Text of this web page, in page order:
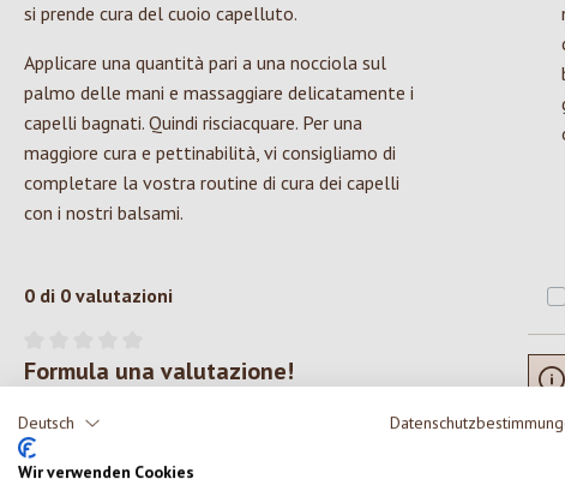
Deutsch
Wir verwenden Cookies
si prende cura del cuoio capelluto.
Applicare una quantità pari a una nocciola sul
palmo delle mani e massaggiare delicatamente i
capelli bagnati. Quindi risciacquare. Per una
maggiore cura e pettinabilità, vi consigliamo di
completare la vostra routine di cura dei capelli
con i nostri balsami.
0 di 0 valutazioni
Valutazione media di 0 su 5 stelle
Formula una valutazione!
Condividi le tue esperienze con il prodotto con altri
clienti.